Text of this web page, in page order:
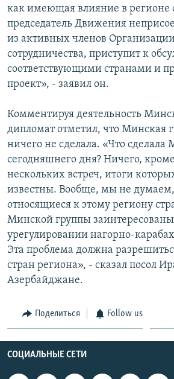
как имеющая влияние в регионе
председатель Движения
из активных членов
сотрудничества, приступит к
соответствующими странами и
проект», - заявил он.
Комментируя деятельность
дипломат отметил, что Минская
ничего не сделала. «Что сделала
сегодняшнего дня? Ничего,
нескольких встреч, итоги
известны. Вообще, мы не думаем,
относящиеся к этому региону
Минской группы
урегулировании нагорно-
Эта проблема должна
стран региона», - сказал посол
Азербайджане.
Поделиться Follow us
СОЦИАЛЬНЫЕ СЕТИ